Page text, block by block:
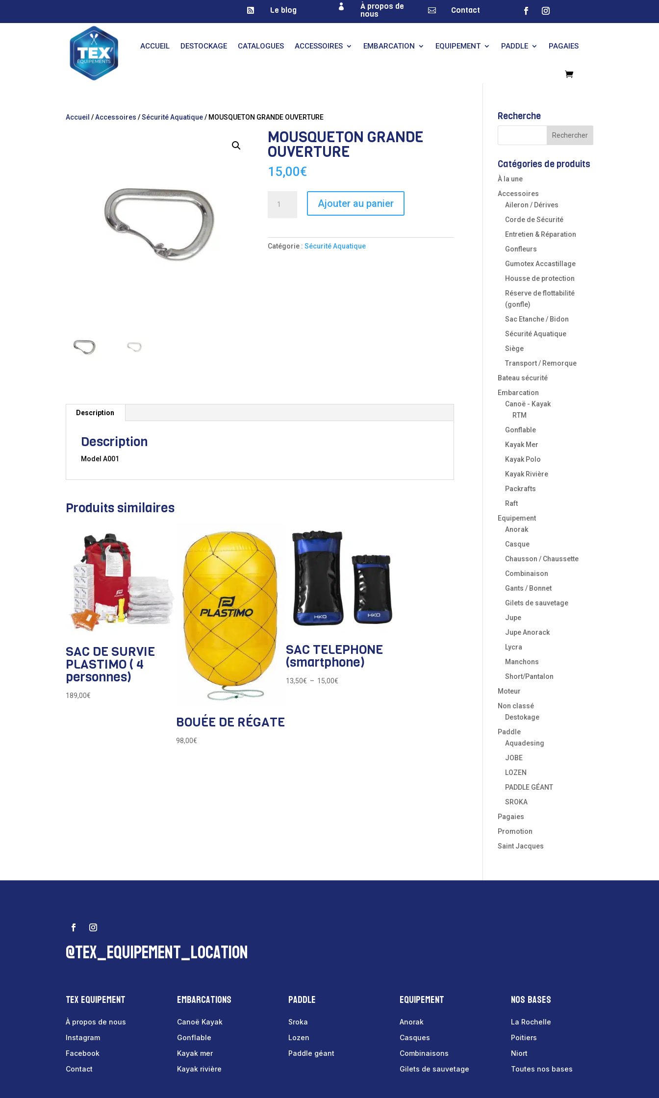
 Le blog  À propos de
nous  Contact
ACCUEIL DESTOCKAGE CATALOGUES ACCESSOIRES EMBARCATION EQUIPEMENT PADDLE PAGAIES
Accueil /Accessoires /Sécurité Aquatique/ MOUSQUETON GRANDE OUVERTURE
MOUSQUETON GRANDE
OUVERTURE
15,00€
Ajouter au panier
Catégorie :Sécurité Aquatique
Description
Description
Model A001
Produits similaires
SAC DE SURVIE
PLASTIMO ( 4
personnes)
189,00€
BOUÉE DE RÉGATE
98,00€
SAC TELEPHONE
(smartphone)
13,50€ – 15,00€
Recherche
Catégories de produits
À la une
Accessoires
Aileron / Dérives
Corde de Sécurité
Entretien & Réparation
Gonfleurs
Gumotex Accastillage
Housse de protection
Réserve de flottabilité
(gonfle)
Sac Etanche / Bidon
Sécurité Aquatique
Siège
Transport / Remorque
Bateau sécurité
Embarcation
Canoë - Kayak
RTM
Gonflable
Kayak Mer
Kayak Polo
Kayak Rivière
Packrafts
Raft
Equipement
Anorak
Casque
Chausson / Chaussette
Combinaison
Gants / Bonnet
Gilets de sauvetage
Jupe
Jupe Anorack
Lycra
Manchons
Short/Pantalon
Moteur
Non classé
Destokage
Paddle
Aquadesing
JOBE
LOZEN
PADDLE GÉANT
SROKA
Pagaies
Promotion
Saint Jacques
@tex_equipement_location
Tex Equipement
À propos de nous
Instagram
Facebook
Contact
Embarcations
Canoë Kayak
Gonflable
Kayak mer
Kayak rivière
Paddle
Sroka
Lozen
Paddle géant
Equipement
Anorak
Casques
Combinaisons
Gilets de sauvetage
Nos bases
La Rochelle
Poitiers
Niort
Toutes nos bases